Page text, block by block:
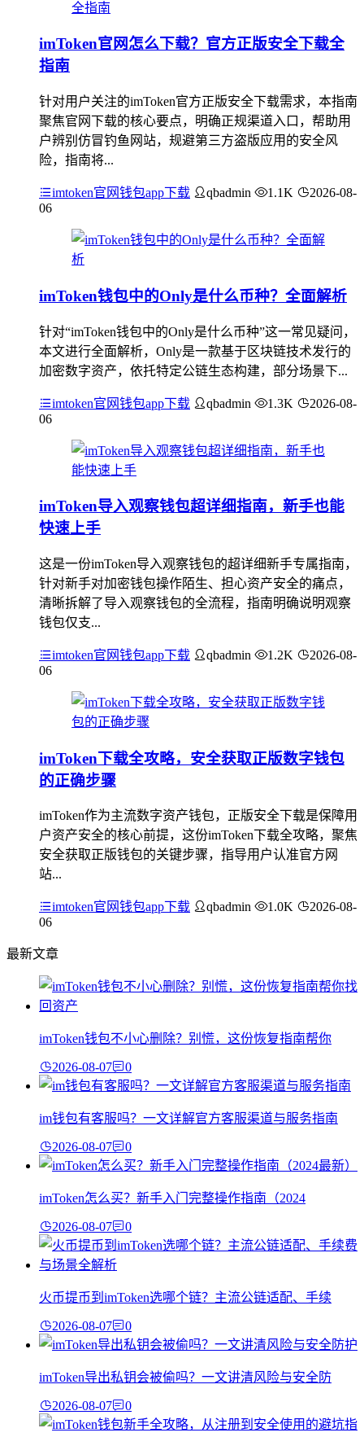
imToken官网怎么下载？官方正版安全下载全
指南
针对用户关注的imToken官方正版安全下载需求，本指南
聚焦官网下载的核心要点，明确正规渠道入口，帮助用
户辨别仿冒钓鱼网站，规避第三方盗版应用的安全风
险，指南将...
imtoken官网钱包app下载 qbadmin 1.1K
2026-08-
06
imToken钱包中的Only是什么币种？全面解析
针对“imToken钱包中的Only是什么币种”这一常见疑问，
本文进行全面解析，Only是一款基于区块链技术发行的
加密数字资产，依托特定公链生态构建，部分场景下...
imtoken官网钱包app下载 qbadmin 1.3K
2026-08-
06
imToken导入观察钱包超详细指南，新手也能
快速上手
这是一份imToken导入观察钱包的超详细新手专属指南，
针对新手对加密钱包操作陌生、担心资产安全的痛点，
清晰拆解了导入观察钱包的全流程，指南明确说明观察
钱包仅支...
imtoken官网钱包app下载 qbadmin 1.2K
2026-08-
06
imToken下载全攻略，安全获取正版数字钱包
的正确步骤
imToken作为主流数字资产钱包，正版安全下载是保障用
户资产安全的核心前提，这份imToken下载全攻略，聚焦
安全获取正版钱包的关键步骤，指导用户认准官方网
站...
imtoken官网钱包app下载 qbadmin 1.0K
2026-08-
06
最新文章
imToken钱包不小心删除？别慌，这份恢复指南帮你
2026-08-07 0
im钱包有客服吗？一文详解官方客服渠道与服务指南
2026-08-07 0
imToken怎么买？新手入门完整操作指南（2024
2026-08-07 0
火币提币到imToken选哪个链？主流公链适配、手续
2026-08-07 0
imToken导出私钥会被偷吗？一文讲清风险与安全防
2026-08-07 0